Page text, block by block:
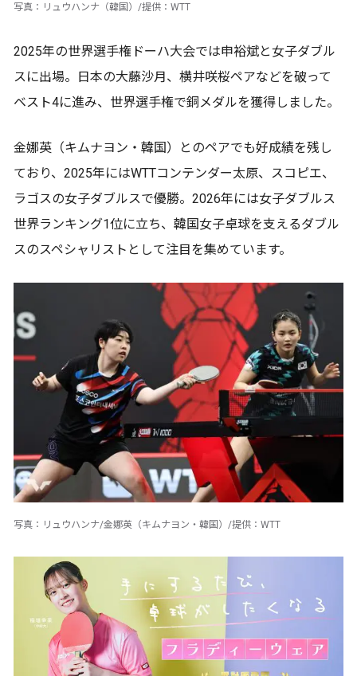
写真：リュウハンナ（韓国）/提供：WTT
2025年の世界選手権ドーハ大会では申裕斌と女子ダブル
スに出場。日本の大藤沙月、横井咲桜ペアなどを破って
ベスト4に進み、世界選手権で銅メダルを獲得しました。
金娜英（キムナヨン・韓国）とのペアでも好成績を残し
ており、2025年にはWTTコンテンダー太原、スコピエ、
ラゴスの女子ダブルスで優勝。2026年には女子ダブルス
世界ランキング1位に立ち、韓国女子卓球を支えるダブル
スのスペシャリストとして注目を集めています。
写真：リュウハンナ/金娜英（キムナヨン・韓国）/提供：WTT